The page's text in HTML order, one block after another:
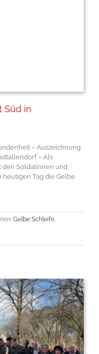
Süd in
– Auszeichnung
– Als
den Soldatinnen und
Tag die Gelbe
Gelbe Schleife,